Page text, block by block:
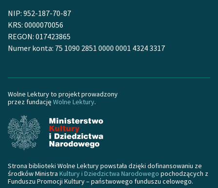
NIP: 952-187-70-87
KRS: 0000070056
REGON: 017423865
Numer konta: 75 1090 2851 0000 0001 4324 3317
Wolne Lektury to projekt prowadzony
przez fundację Wolne Lektury.
Strona biblioteki Wolne Lektury powstała dzięki dofinansowaniu ze
środków Ministra Kultury i Dziedzictwa Narodowego pochodzących z
Funduszu Promocji Kultury – państwowego funduszu celowego.